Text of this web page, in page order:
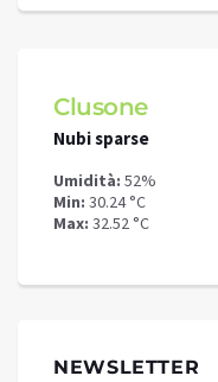
Clusone
Nubi sparse
Umidità: 52%
Min: 30.24 °C
Max: 32.52 °C
NEWSLETTER